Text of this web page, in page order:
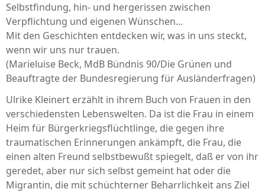
Selbstfindung, hin- und hergerissen zwischen
Verpflichtung und eigenen Wünschen...
Mit den Geschichten entdecken wir, was in uns steckt,
wenn wir uns nur trauen.
(Marieluise Beck, MdB Bündnis 90/Die Grünen und
Beauftragte der Bundesregierung für Ausländerfragen)
Ulrike Kleinert erzählt in ihrem Buch von Frauen in den
verschiedensten Lebenswelten. Da ist die Frau in einem
Heim für Bürgerkriegsflüchtlinge, die gegen ihre
traumatischen Erinnerungen ankämpft, die Frau, die
einen alten Freund selbstbewußt spiegelt, daß er von ihr
geredet, aber nur sich selbst gemeint hat oder die
Migrantin, die mit schüchterner Beharrlichkeit ans Ziel